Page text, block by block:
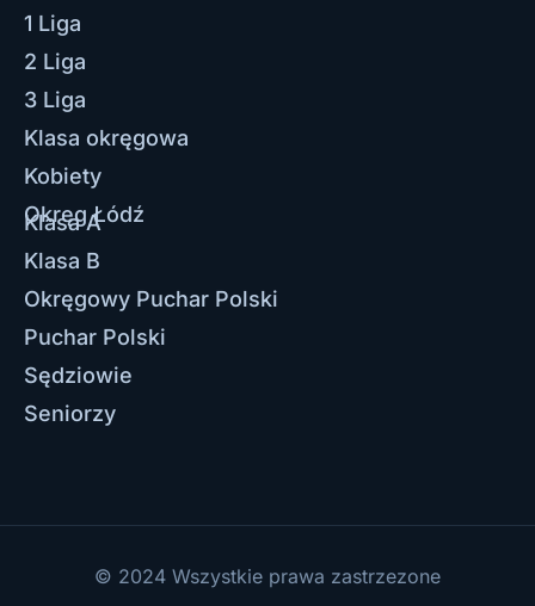
1 Liga
2 Liga
3 Liga
Klasa okręgowa
Kobiety
Okręg Łódź
Klasa A
Klasa B
Okręgowy Puchar Polski
Puchar Polski
Sędziowie
Seniorzy
© 2024 Wszystkie prawa zastrzezone